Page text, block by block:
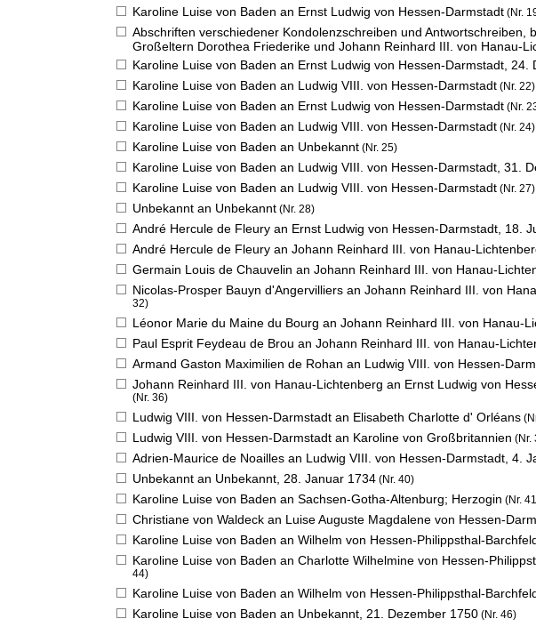
Karoline Luise von Baden an Ernst Ludwig von Hessen-Darmstadt (Nr.
Abschriften verschiedener Kondolenzschreiben und Antwortschreiben,
Großeltern Dorothea Friederike und Johann Reinhard III. von Hanau-
Karoline Luise von Baden an Ernst Ludwig von Hessen-Darmstadt, 24.
Karoline Luise von Baden an Ludwig VIII. von Hessen-Darmstadt (Nr. 22)
Karoline Luise von Baden an Ernst Ludwig von Hessen-Darmstadt (Nr.
Karoline Luise von Baden an Ludwig VIII. von Hessen-Darmstadt (Nr. 24)
Karoline Luise von Baden an Unbekannt (Nr. 25)
Karoline Luise von Baden an Ludwig VIII. von Hessen-Darmstadt, 31.
Karoline Luise von Baden an Ludwig VIII. von Hessen-Darmstadt (Nr. 27)
Unbekannt an Unbekannt (Nr. 28)
André Hercule de Fleury an Ernst Ludwig von Hessen-Darmstadt, 18.
André Hercule de Fleury an Johann Reinhard III. von Hanau-
Germain Louis de Chauvelin an Johann Reinhard III. von Hanau-
Nicolas-Prosper Bauyn d'Angervilliers an Johann Reinhard III. von
32)
Léonor Marie du Maine du Bourg an Johann Reinhard III. von Hanau-
Paul Esprit Feydeau de Brou an Johann Reinhard III. von Hanau-
Armand Gaston Maximilien de Rohan an Ludwig VIII. von Hessen-
Johann Reinhard III. von Hanau-Lichtenberg an Ernst Ludwig von
(Nr. 36)
Ludwig VIII. von Hessen-Darmstadt an Elisabeth Charlotte d' Orléans
Ludwig VIII. von Hessen-Darmstadt an Karoline von Großbritannien (Nr.
Adrien-Maurice de Noailles an Ludwig VIII. von Hessen-Darmstadt, 4.
Unbekannt an Unbekannt, 28. Januar 1734 (Nr. 40)
Karoline Luise von Baden an Sachsen-Gotha-Altenburg; Herzogin (Nr.
Christiane von Waldeck an Luise Auguste Magdalene von Hessen-
Karoline Luise von Baden an Wilhelm von Hessen-Philippsthal-
Karoline Luise von Baden an Charlotte Wilhelmine von Hessen-
44)
Karoline Luise von Baden an Wilhelm von Hessen-Philippsthal-
Karoline Luise von Baden an Unbekannt, 21. Dezember 1750 (Nr. 46)